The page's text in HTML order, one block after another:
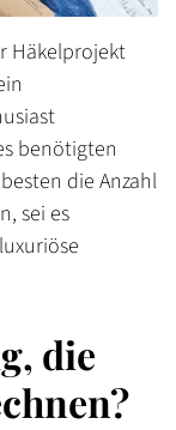
Häkelprojekt
benötigten
die Anzahl
sei es
die